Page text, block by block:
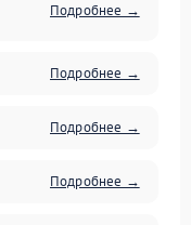
Подробнее →
Подробнее →
Подробнее →
Подробнее →